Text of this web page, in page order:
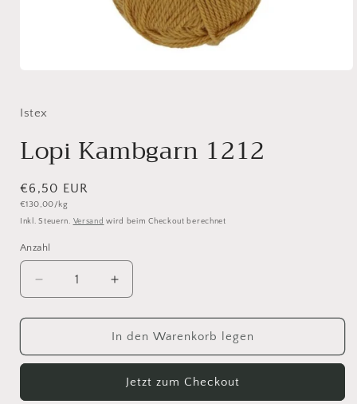
Modal
Istex
Lopi Kambgarn 1212
Normaler
Preis
€6,50 EUR
Grundpreis
€130,00/kg
Inkl. Steuern. Versand wird beim Checkout berechnet
Anzahl
Anzahl
Verringere
die
Menge
Lopi
Erhöhe
die
Menge
für
Lopi
1212
In den Warenkorb legen
Jetzt zum Checkout